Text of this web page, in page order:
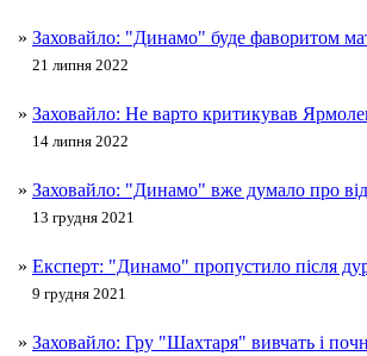
» Заховайло: "Динамо" буде фаворитом
21 липня 2022
» Заховайло: Не варто критикував
14 липня 2022
» Заховайло: "Динамо" вже думало про
13 грудня 2021
» Експерт: "Динамо" пропустило після
9 грудня 2021
» Заховайло: Гру "Шахтаря" вивчать і